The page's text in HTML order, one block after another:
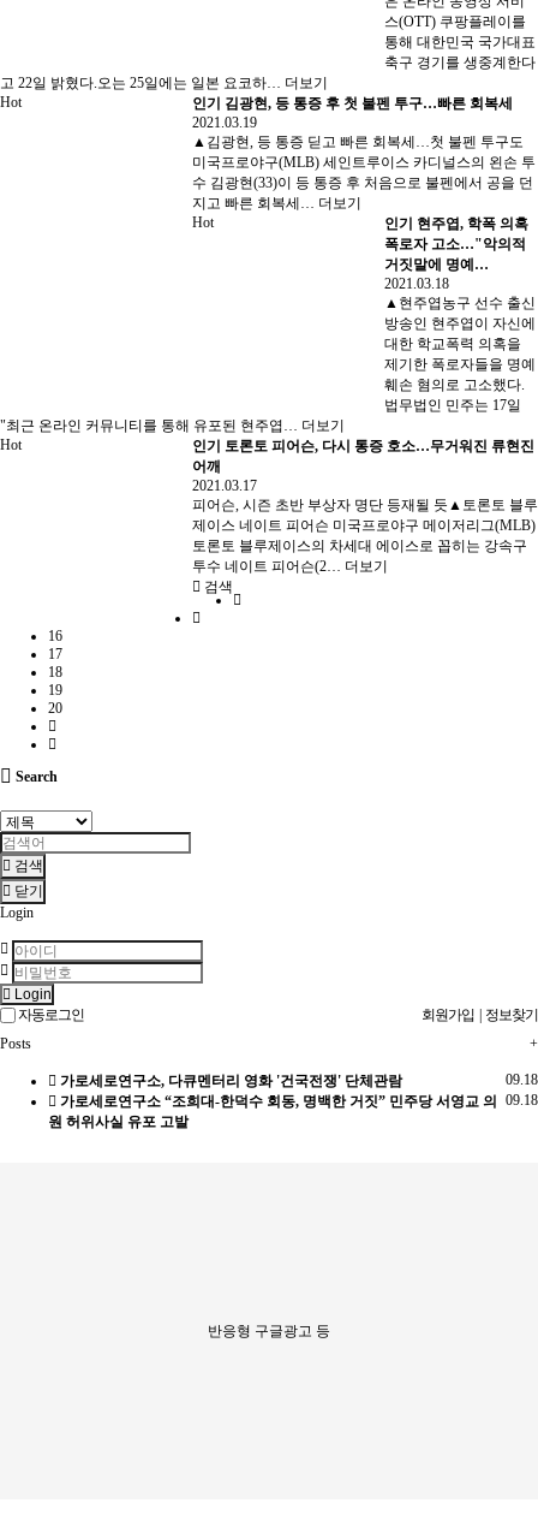
스(OTT) 쿠팡플레이를
통해 대한민국 국가대표
축구 경기를 생중계한다
고 22일 밝혔다.오는 25일에는 일본 요코하… 더보기
Hot
인기 김광현, 등 통증 후 첫 불펜 투구…빠른 회복세
2021.03.19
▲김광현, 등 통증 딛고 빠른 회복세…첫 불펜 투구도
미국프로야구(MLB) 세인트루이스 카디널스의 왼손 투
수 김광현(33)이 등 통증 후 처음으로 불펜에서 공을 던
지고 빠른 회복세… 더보기
Hot
인기 현주엽, 학폭 의혹
폭로자 고소…"악의적
거짓말에 명예…
2021.03.18
▲현주엽농구 선수 출신
방송인 현주엽이 자신에
대한 학교폭력 의혹을
제기한 폭로자들을 명예
훼손 혐의로 고소했다.
법무법인 민주는 17일
"최근 온라인 커뮤니티를 통해 유포된 현주엽… 더보기
Hot
인기 토론토 피어슨, 다시 통증 호소…무거워진 류현진
어깨
2021.03.17
피어슨, 시즌 초반 부상자 명단 등재될 듯▲토론토 블루
제이스 네이트 피어슨 미국프로야구 메이저리그(MLB)
토론토 블루제이스의 차세대 에이스로 꼽히는 강속구
투수 네이트 피어슨(2… 더보기
검색
16
17
18
19
20
Search
검색
닫기
Login
Login
자동로그인
회원가입 | 정보찾기
+
Posts
09.18
가로세로연구소, 다큐멘터리 영화 '건국전쟁' 단체관람
09.18
가로세로연구소 “조희대-한덕수 회동, 명백한 거짓” 민주당 서영교 의
원 허위사실 유포 고발
반응형 구글광고 등